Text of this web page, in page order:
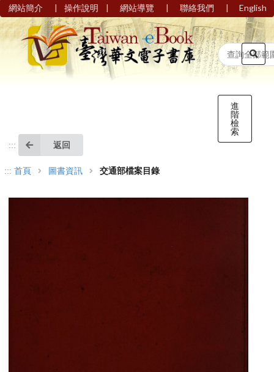
網站簡介 | 操作說明 | 網站導覽 | 聯絡我們 | English
進
階
檢
索
::: 返回
::: 首頁 圖書資訊 交通部檔案目錄